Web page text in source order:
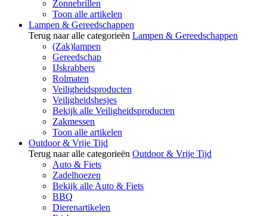
Zonnebrillen
Toon alle artikelen
Lampen & Gereedschappen
Terug naar alle categorieën Lampen & Gereedschappen
(Zak)lampen
Gereedschap
IJskrabbers
Rolmaten
Veiligheidsproducten
Veiligheidshesjes
Bekijk alle Veiligheidsproducten
Zakmessen
Toon alle artikelen
Outdoor & Vrije Tijd
Terug naar alle categorieën Outdoor & Vrije Tijd
Auto & Fiets
Zadelhoezen
Bekijk alle Auto & Fiets
BBQ
Dierenartikelen